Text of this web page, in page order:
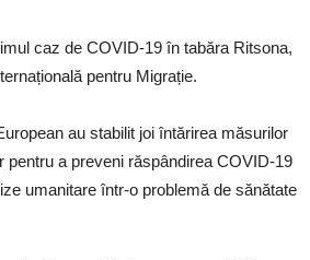
caz de COVID-19 în tabăra Ritsona,
pentru Migrație.
au stabilit joi întărirea măsurilor
pentru a preveni răspândirea COVID-19
umanitare într-o problemă de sănătate